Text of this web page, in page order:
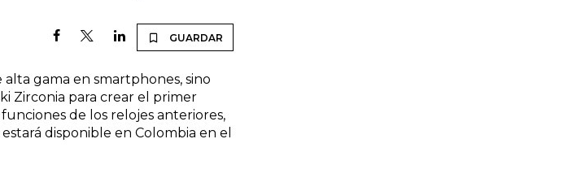
GUARDAR
gama en smartphones, sino
Zirconia para crear el primer
de los relojes anteriores,
disponible en Colombia en el